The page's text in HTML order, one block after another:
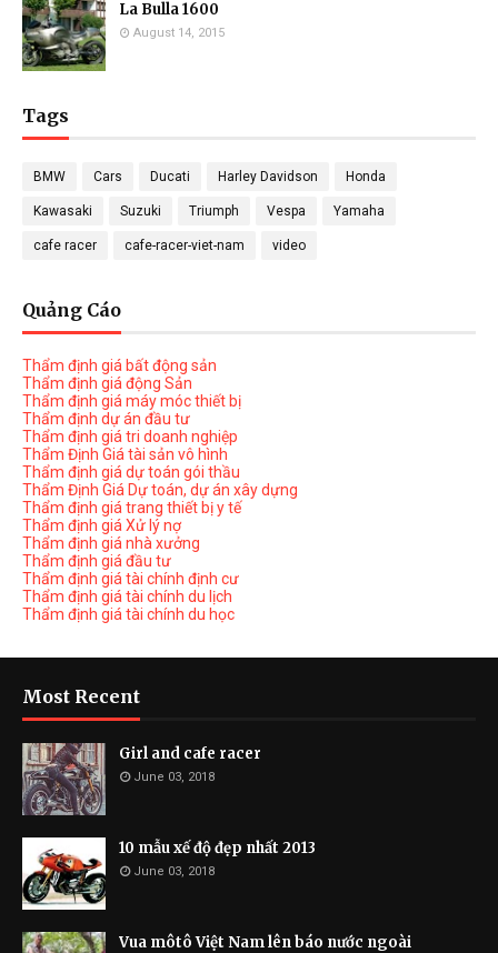
La Bulla 1600
August 14, 2015
Tags
BMW Cars Ducati Harley Davidson Honda
Kawasaki Suzuki Triumph Vespa Yamaha
cafe racer cafe-racer-viet-nam video
Quảng Cáo
Thẩm định giá bất động sản
Thẩm định giá động Sản
Thẩm định giá máy móc thiết bị
Thẩm định dự án đầu tư
Thẩm định giá tri doanh nghiệp
Thẩm Định Giá tài sản vô hình
Thẩm định giá dự toán gói thầu
Thẩm Định Giá Dự toán, dự án xây dựng
Thẩm định giá trang thiết bị y tế
Thẩm định giá Xử lý nợ
Thẩm định giá nhà xưởng
Thẩm định giá đầu tư
Thẩm định giá tài chính định cư
Thẩm định giá tài chính du lịch
Thẩm định giá tài chính du học
Most Recent
Girl and cafe racer
June 03, 2018
10 mẫu xế độ đẹp nhất 2013
June 03, 2018
Vua môtô Việt Nam lên báo nước ngoài